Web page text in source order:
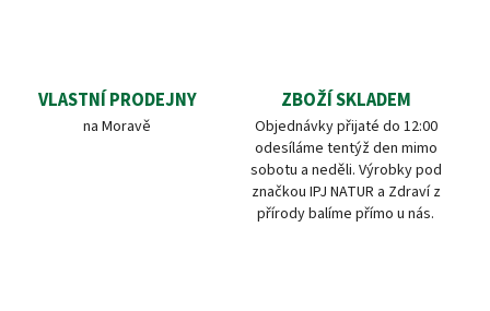
VLASTNÍ PRODEJNY
na Moravě
ZBOŽÍ SKLADEM
Objednávky přijaté do 12:00
odesíláme tentýž den mimo
sobotu a neděli. Výrobky pod
značkou IPJ NATUR a Zdraví z
přírody balíme přímo u nás.